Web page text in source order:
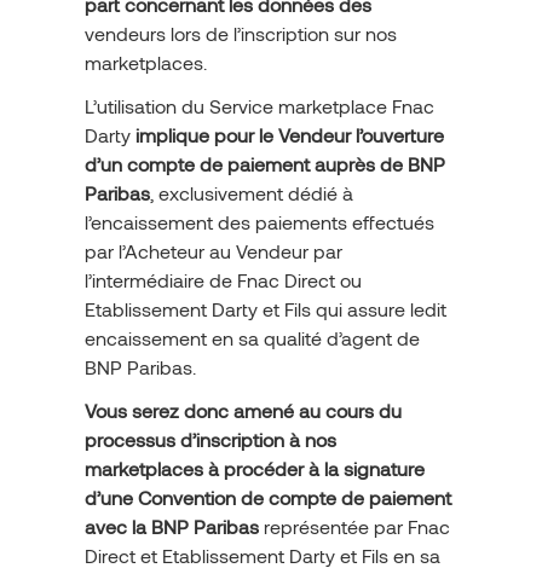
vendeurs lors de l’inscription sur nos
marketplaces.
L’utilisation du Service marketplace Fnac
Darty implique pour le Vendeur l’ouverture
d’un compte de paiement auprès de BNP
Paribas , exclusivement dédié à
l’encaissement des paiements effectués
par l’Acheteur au Vendeur par
l’intermédiaire de Fnac Direct ou
Etablissement Darty et Fils qui assure ledit
encaissement en sa qualité d’agent de
BNP Paribas.
Vous serez donc amené au cours du
processus d’inscription à nos
marketplaces à procéder à la signature
d’une Convention de compte de paiement
avec la BNP Paribas représentée par Fnac
Direct et Etablissement Darty et Fils en sa